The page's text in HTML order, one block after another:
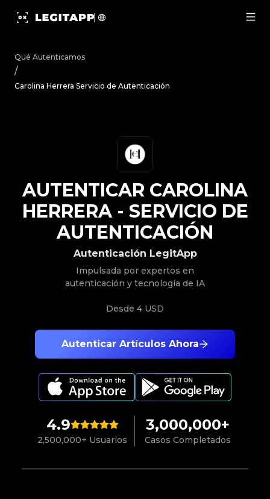
Qué Autenticamos
/
Carolina Herrera Servicio de Autenticación
4.9
2,500,000+ Usuarios
3,000,000+
Casos Completados
Autenticar Artículos Ahora
Autenticación LegitApp
Impulsada por expertos en
autenticación y tecnología de IA
Desde 4 USD
AUTENTICAR CAROLINA
HERRERA- SERVICIO DE
AUTENTICACIÓN